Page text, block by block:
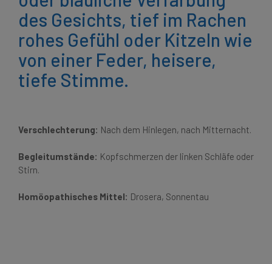
des Gesichts, tief im Rachen
rohes Gefühl oder Kitzeln wie
von einer Feder, heisere,
tiefe Stimme.
Verschlechterung: Nach dem Hinlegen, nach Mitternacht.
Begleitumstände: Kopfschmerzen der linken Schläfe oder
Stirn.
Homöopathisches Mittel: Drosera, Sonnentau